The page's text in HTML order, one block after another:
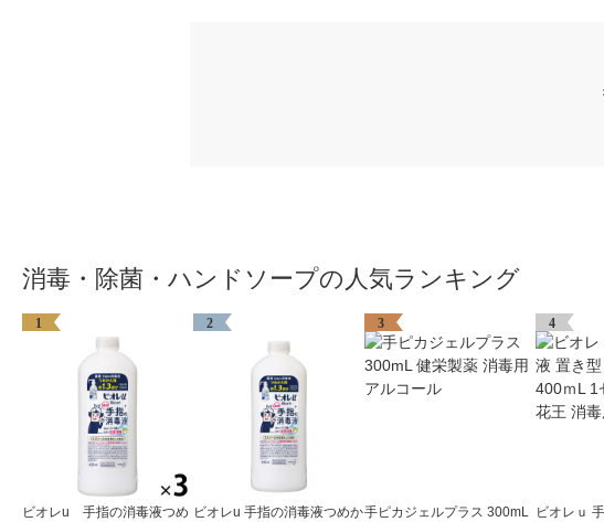
消毒・除菌・ハンドソープの人気ランキング
1
ビオレu 手指の消毒液つめ
2
ビオレu 手指の消毒液つめか
3
手ピカジェルプラス 300mL
4
ビオレｕ